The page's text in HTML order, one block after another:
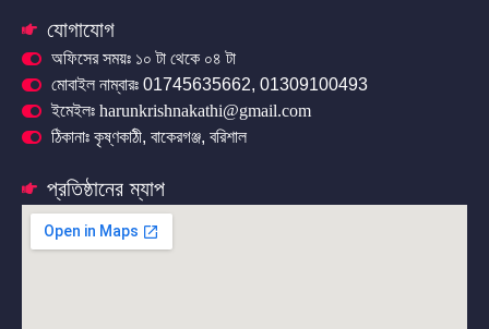
যোগাযোগ
অফিসের সময়ঃ ১০ টা থেকে ০৪ টা
মোবাইল নাম্বারঃ 01745635662, 01309100493
ইমেইলঃ harunkrishnakathi@gmail.com
ঠিকানাঃ কৃষ্ণকাঠী, বাকেরগঞ্জ, বরিশাল
প্রতিষ্ঠানের ম্যাপ